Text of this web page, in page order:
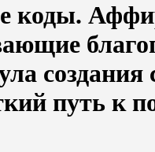
коды.
путь к